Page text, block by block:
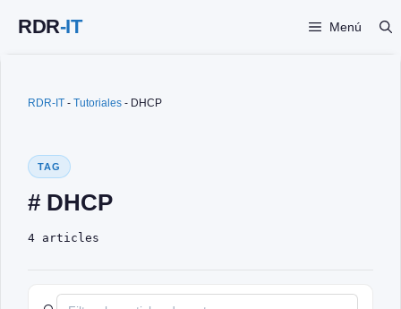
Menú
RDR-IT - Tutoriales - DHCP
TAG
# DHCP
4 articles